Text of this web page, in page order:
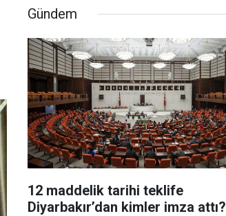
Gündem
12 maddelik tarihi teklife
Diyarbakır’dan kimler imza attı?